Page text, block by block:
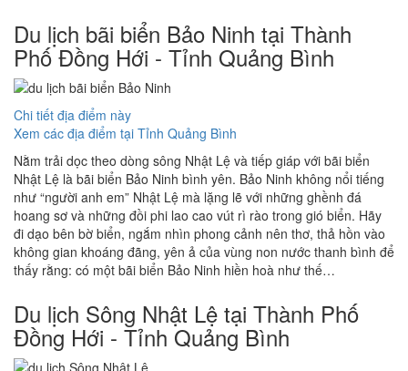
Du lịch bãi biển Bảo Ninh tại Thành
Phố Đồng Hới - Tỉnh Quảng Bình
Chi tiết địa điểm này
Xem các địa điểm tại Tỉnh Quảng Bình
Nằm trải dọc theo dòng sông Nhật Lệ và tiếp giáp với bãi biển
Nhật Lệ là bãi biển Bảo Ninh bình yên. Bảo Ninh không nổi tiếng
như “người anh em” Nhật Lệ mà lặng lẽ với những ghềnh đá
hoang sơ và những đồi phi lao cao vút rì rào trong gió biển. Hãy
đi dạo bên bờ biển, ngắm nhìn phong cảnh nên thơ, thả hồn vào
không gian khoáng đãng, yên ả của vùng non nước thanh bình để
thấy rằng: có một bãi biển Bảo Ninh hiền hoà như thế…
Du lịch Sông Nhật Lệ tại Thành Phố
Đồng Hới - Tỉnh Quảng Bình